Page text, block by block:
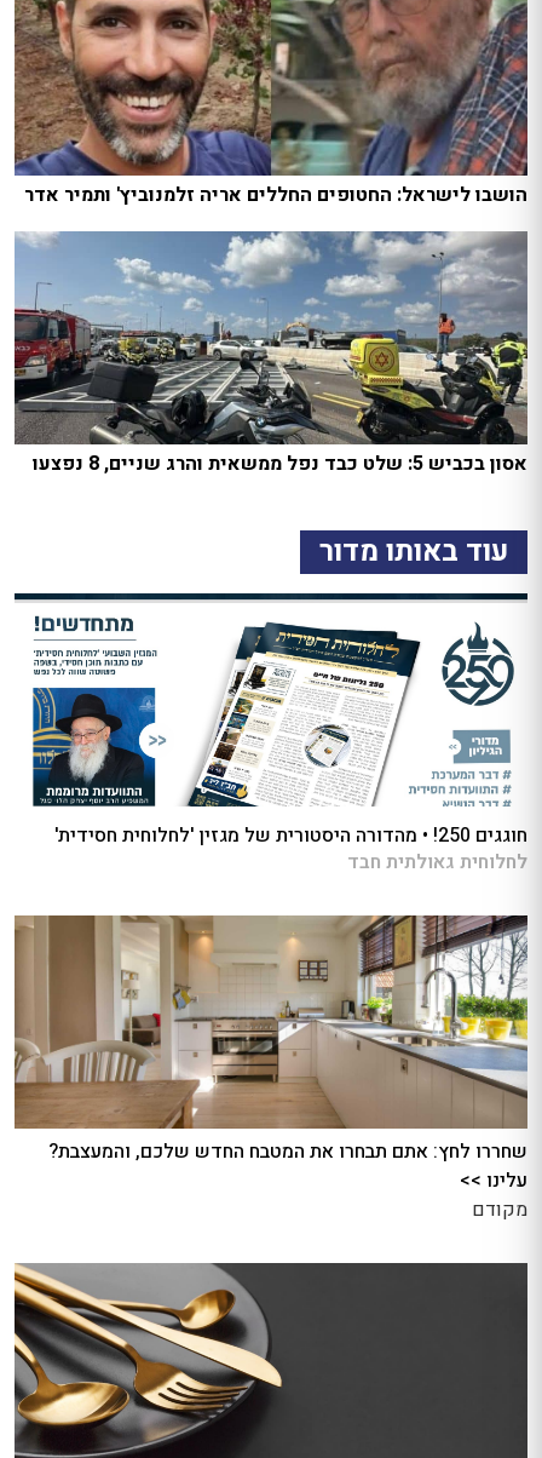
הושבו לישראל: החטופים החללים אריה זלמנוביץ' ותמיר אדר
אסון בכביש 5: שלט כבד נפל ממשאית והרג שניים, 8 נפצעו
עוד באותו מדור
חוגגים 250! • מהדורה היסטורית של מגזין 'לחלוחית חסידית'
לחלוחית גאולתית חבד
שחררו לחץ: אתם תבחרו את המטבח החדש שלכם, והמעצבת?
עלינו >>
מקודם